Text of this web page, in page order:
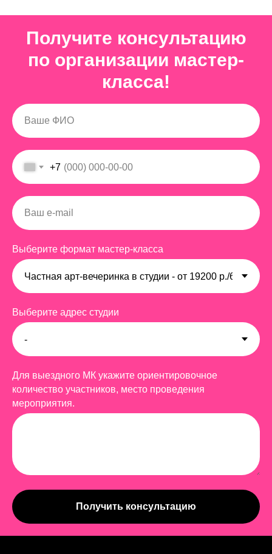
Получите консультацию
по организации мастер-
класса!
+7
Выберите формат мастер-класса
Выберите адрес студии
Для выездного МК укажите ориентировочное
количество участников, место проведения
мероприятия.
Получить консультацию